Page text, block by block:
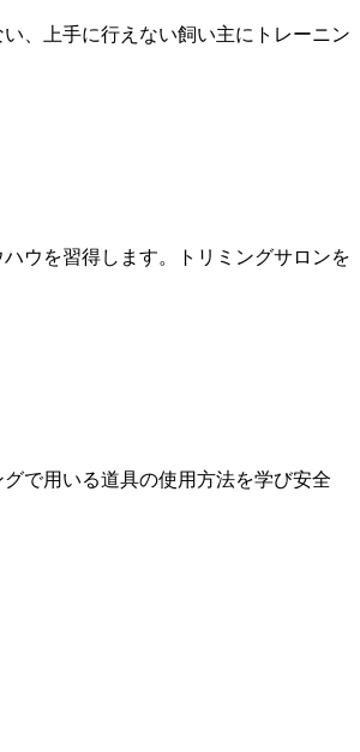
、上手に行えない飼い主にトレーニン
ウを習得します。トリミングサロンを
で用いる道具の使用方法を学び安全